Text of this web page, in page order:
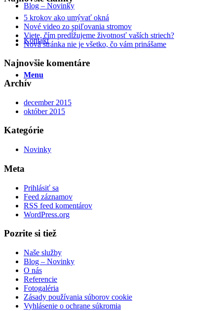
Blog – Novinky
Kontakt
Menu
5 krokov ako umývať okná
Nové video zo spiľovania stromov
Viete, čím predĺžujeme životnosť vaších striech?
Nová stránka nie je všetko, čo vám prinášame
Najnovšie komentáre
Archív
december 2015
október 2015
Kategórie
Novinky
Meta
Prihlásiť sa
Feed záznamov
RSS feed komentárov
WordPress.org
Pozrite si tiež
Naše služby
Blog – Novinky
O nás
Referencie
Fotogaléria
Zásady používania súborov cookie
Vyhlásenie o ochrane súkromia